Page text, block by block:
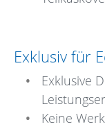
Exklusiv für
Exklusive
Keine